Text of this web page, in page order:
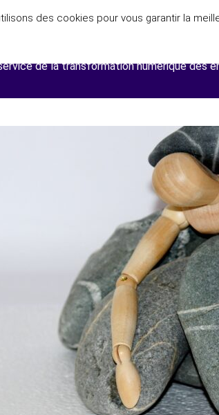
de la transformation numérique des
des cookies pour vous garantir la